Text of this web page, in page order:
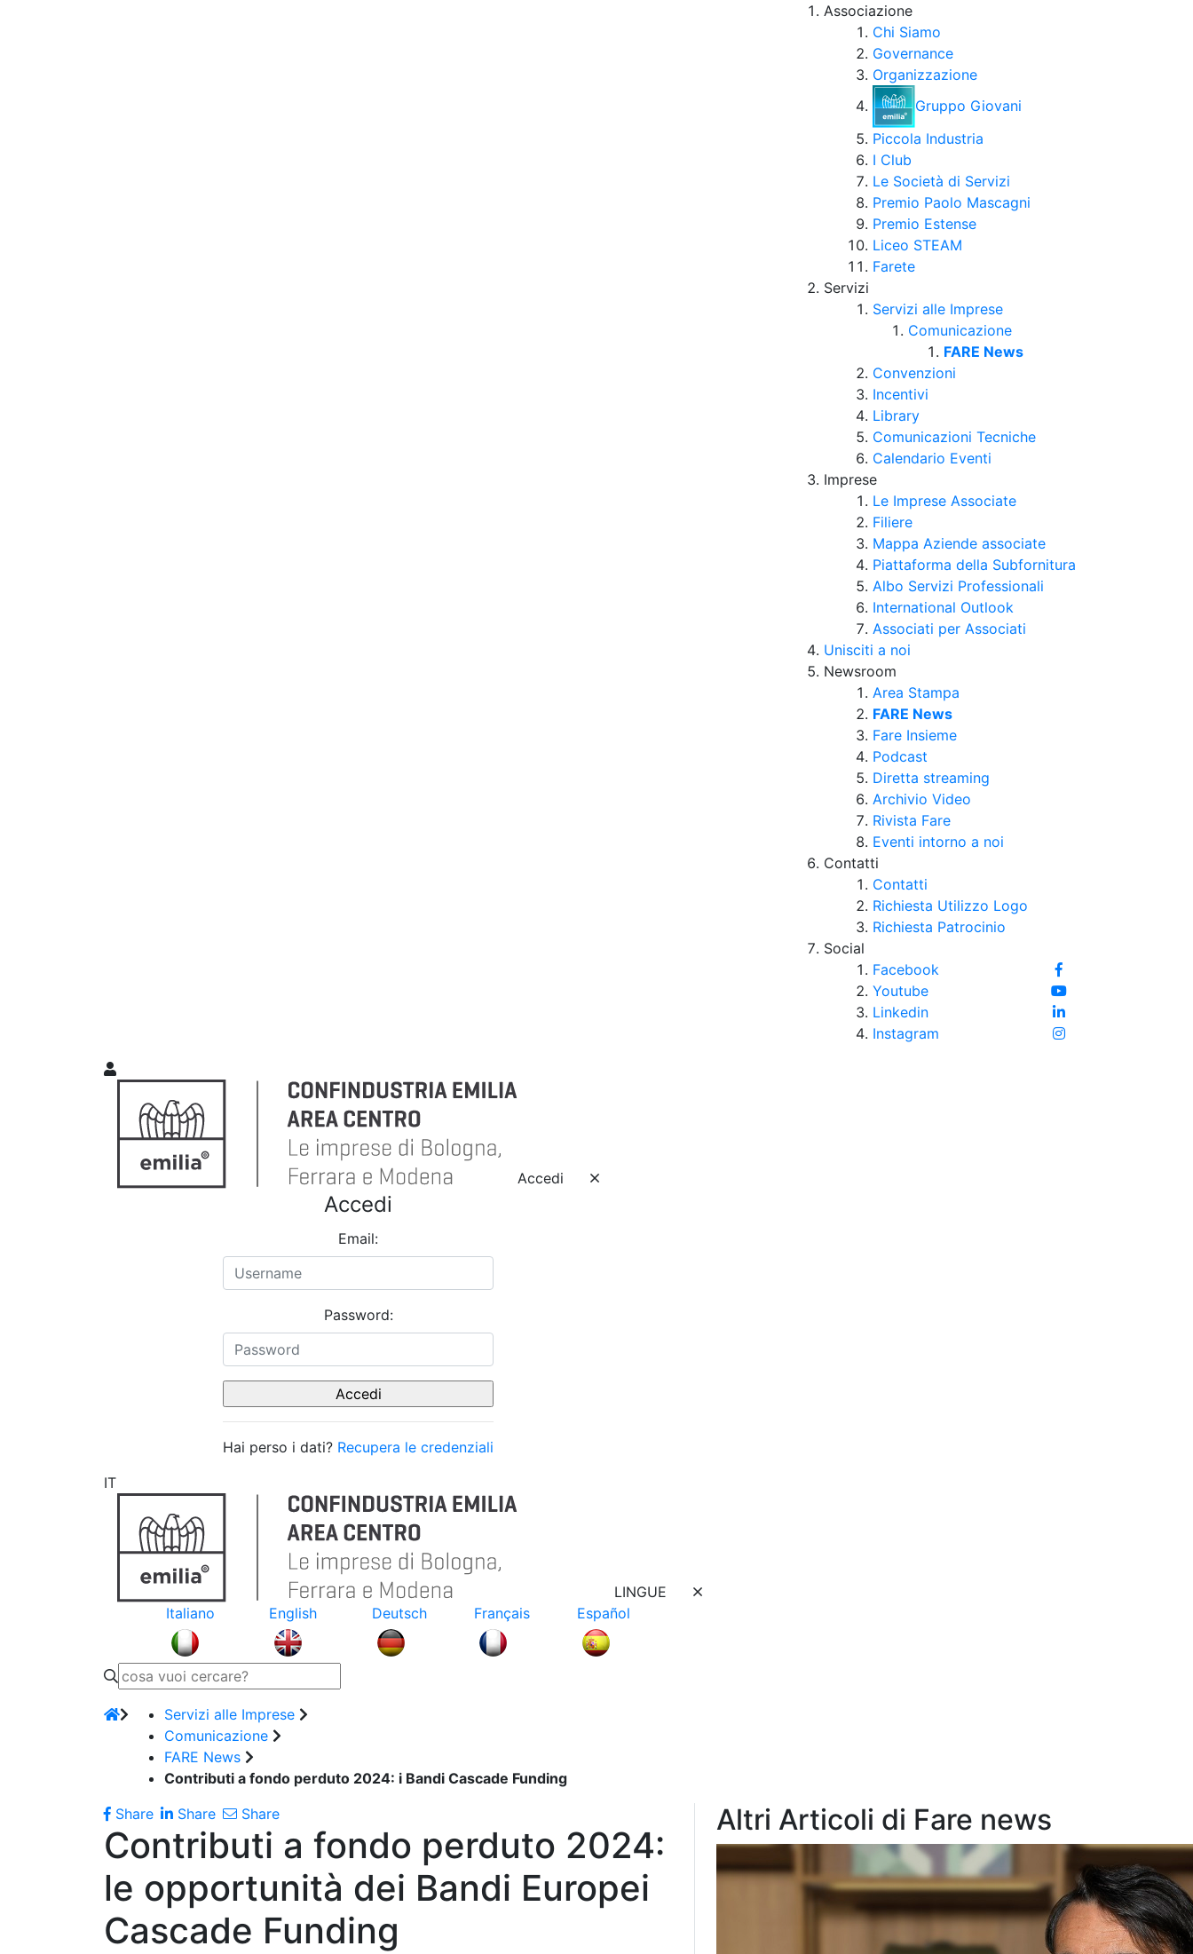
Associazione
Chi Siamo
Governance
Organizzazione
Gruppo Giovani
Piccola Industria
I Club
Le Società di Servizi
Premio Paolo Mascagni
Premio Estense
Liceo STEAM
Farete
Servizi
Servizi alle Imprese
Comunicazione
FARE News
Convenzioni
Incentivi
Library
Comunicazioni Tecniche
Calendario Eventi
Imprese
Le Imprese Associate
Filiere
Mappa Aziende associate
Piattaforma della Subfornitura
Albo Servizi Professionali
International Outlook
Associati per Associati
Unisciti a noi
Newsroom
Area Stampa
FARE News
Fare Insieme
Podcast
Diretta streaming
Archivio Video
Rivista Fare
Eventi intorno a noi
Contatti
Contatti
Richiesta Utilizzo Logo
Richiesta Patrocinio
Social
Facebook
Youtube
Linkedin
Instagram
Accedi
Accedi
Email:
Password:
Hai perso i dati? Recupera le credenziali
IT
LINGUE
Italiano
English Deutsch Français Español
Servizi alle Imprese
Comunicazione
FARE News
Contributi a fondo perduto 2024: i Bandi Cascade Funding
Share
Share Share
Contributi a fondo perduto 2024:
le opportunità dei Bandi Europei
Cascade Funding
Altri Articoli di Fare news